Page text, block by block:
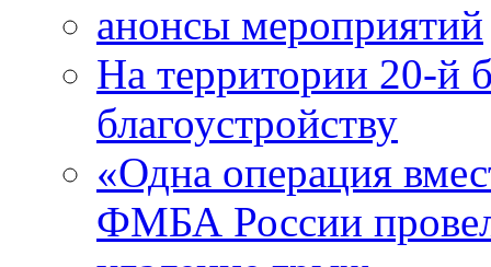
анонсы мероприятий
На территории 20-й
благоустройству
«Одна операция
ФМБА России